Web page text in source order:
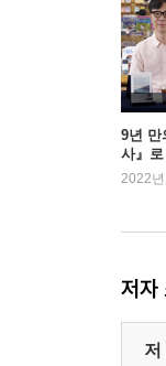
9년 만
사』
와의
2022
저자
저